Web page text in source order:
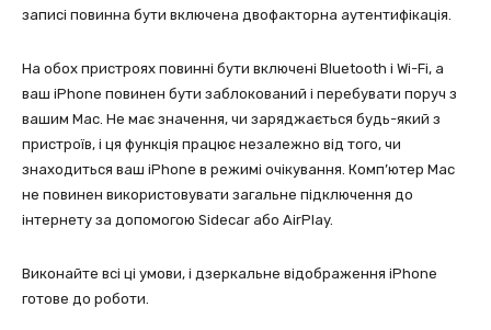
записі повинна бути включена двофакторна аутентифікація.
На обох пристроях повинні бути включені Bluetooth і Wi-Fi, а
ваш iPhone повинен бути заблокований і перебувати поруч з
вашим Mac. Не має значення, чи заряджається будь-який з
пристроїв, і ця функція працює незалежно від того, чи
знаходиться ваш iPhone в режимі очікування. Комп’ютер Mac
не повинен використовувати загальне підключення до
інтернету за допомогою Sidecar або AirPlay.
Виконайте всі ці умови, і дзеркальне відображення iPhone
готове до роботи.